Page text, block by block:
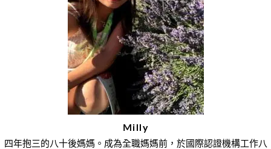
Milly
四年抱三的八十後媽媽。成為全職媽媽前，於國際認證機構工作八